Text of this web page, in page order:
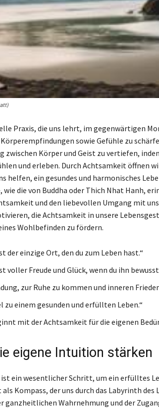
Praxis, die uns lehrt, im gegenwärtigen
sowie Gefühle zu
zwischen Körper und Geist zu vertiefen,
und erleben. Durch Achtsamkeit öffnen
helfen, ein gesundes und harmonisches
die von Buddha oder Thich Nhat Hanh,
und den liebevollen Umgang mit
die Achtsamkeit in unsere
Wohlbefinden zu fördern.
der einzige Ort, den du zum Leben hast.“
voller Freude und Glück, wenn du ihn
zur Ruhe zu kommen und inneren
zu einem gesunden und erfüllten Leben.“
mit der Achtsamkeit für die eigenen
eigene Intuition stärken
ein wesentlicher Schritt, um ein erfülltes
Kompass, der uns durch das Labyrinth des
ganzheitlichen Wahrnehmung und der